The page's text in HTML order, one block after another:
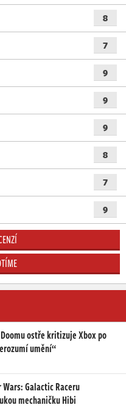
8
7
9
9
9
8
7
9
ostře kritizuje Xbox po
umění“
Galactic Raceru
mechaničku Hibi